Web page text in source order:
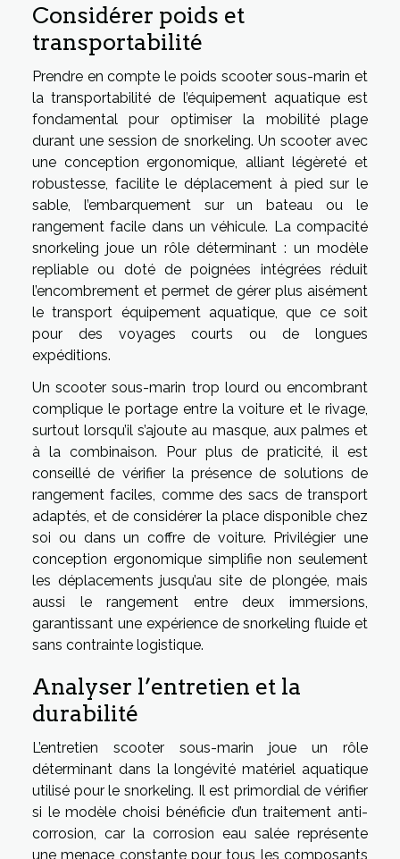
Considérer poids et
transportabilité
Prendre en compte le poids scooter sous-marin et
la transportabilité de l’équipement aquatique est
fondamental pour optimiser la mobilité plage
durant une session de snorkeling. Un scooter avec
une conception ergonomique, alliant légèreté et
robustesse, facilite le déplacement à pied sur le
sable, l’embarquement sur un bateau ou le
rangement facile dans un véhicule. La compacité
snorkeling joue un rôle déterminant : un modèle
repliable ou doté de poignées intégrées réduit
l’encombrement et permet de gérer plus aisément
le transport équipement aquatique, que ce soit
pour des voyages courts ou de longues
expéditions.
Un scooter sous-marin trop lourd ou encombrant
complique le portage entre la voiture et le rivage,
surtout lorsqu’il s’ajoute au masque, aux palmes et
à la combinaison. Pour plus de praticité, il est
conseillé de vérifier la présence de solutions de
rangement faciles, comme des sacs de transport
adaptés, et de considérer la place disponible chez
soi ou dans un coffre de voiture. Privilégier une
conception ergonomique simplifie non seulement
les déplacements jusqu’au site de plongée, mais
aussi le rangement entre deux immersions,
garantissant une expérience de snorkeling fluide et
sans contrainte logistique.
Analyser l’entretien et la
durabilité
L’entretien scooter sous-marin joue un rôle
déterminant dans la longévité matériel aquatique
utilisé pour le snorkeling. Il est primordial de vérifier
si le modèle choisi bénéficie d’un traitement anti-
corrosion, car la corrosion eau salée représente
une menace constante pour tous les composants